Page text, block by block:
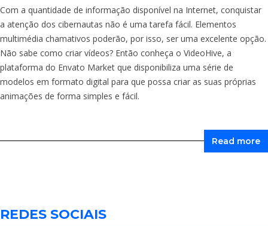
Com a quantidade de informação disponível na Internet, conquistar
a atenção dos cibernautas não é uma tarefa fácil. Elementos
multimédia chamativos poderão, por isso, ser uma excelente opção.
Não sabe como criar vídeos? Então conheça o VideoHive, a
plataforma do Envato Market que disponibiliza uma série de
modelos em formato digital para que possa criar as suas próprias
animações de forma simples e fácil.
Read more
REDES SOCIAIS